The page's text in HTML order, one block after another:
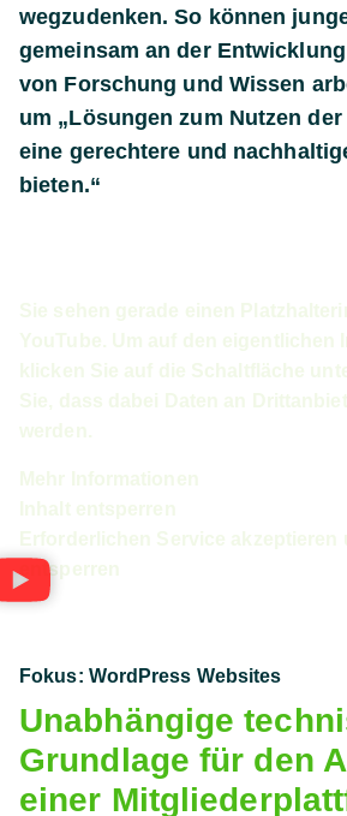
wegzudenken. So können
gemeinsam an der
von Forschung und Wissen
um „Lösungen zum Nutzen
eine gerechtere und
bieten.“
Sie sehen gerade einen
YouTube. Um auf den eigentlichen
klicken Sie auf die Schaltfläche
Sie, dass dabei Daten an
werden.
Mehr Informationen
Inhalt entsperren
Erforderlichen Service akzeptieren
entsperren
Fokus: WordPress Websites
Unabhängige
Grundlage für den
einer